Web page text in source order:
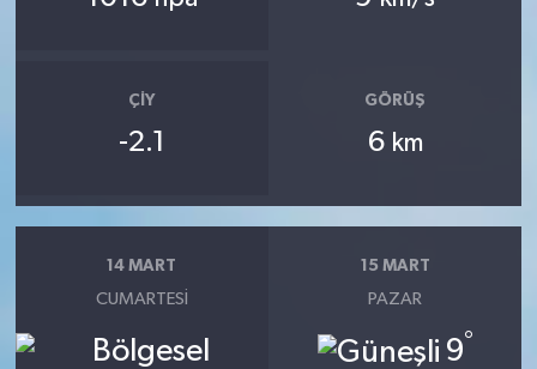
ÇIY
-2.1
GÖRÜŞ
6 km
14 MART
CUMARTESI
15 MART
PAZAR
9°